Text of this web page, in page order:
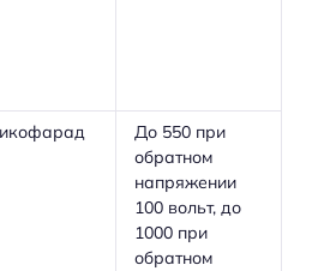
До 550 при
обратном
напряжении
100 вольт, до
1000 при
обратном